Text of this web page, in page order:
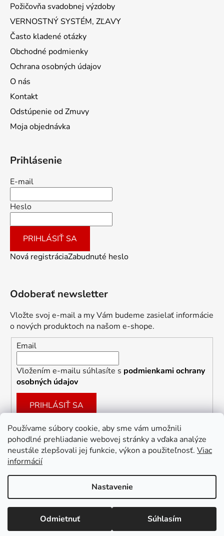
Používame súbory cookie, aby sme vám umožnili
pohodlné prehliadanie webovej stránky a vďaka analýze
neustále zlepšovali jej funkcie, výkon a použiteľnosť. Viac
informácií
Nastavenie
Odmietnuť Súhlasím
Požičovňa svadobnej výzdoby
VERNOSTNÝ SYSTÉM, ZĽAVY
Často kladené otázky
Obchodné podmienky
Ochrana osobných údajov
O nás
Kontakt
Odstúpenie od Zmuvy
Moja objednávka
Prihlásenie
E-mail
Heslo
PRIHLÁSIŤ SA
Nová registráciaZabudnuté heslo
Odoberať newsletter
Vložte svoj e-mail a my Vám budeme zasielať informácie
o nových produktoch na našom e-shope.
Email
Vložením e-mailu súhlasíte s podmienkami ochrany
osobných údajov
PRIHLÁSIŤ SA
Facebook
Vytvoril Shoptet
Copyright 2026Dekoracie-darceky.sk. Všetky práva
vyhradené.Upraviť nastavenie cookies
Zľava 10 % na prvý
nákup?
ÁNO Nie